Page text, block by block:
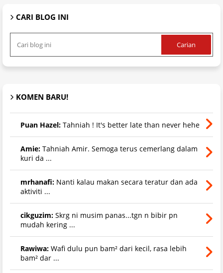
CARI BLOG INI
KOMEN BARU!
Puan Hazel: Tahniah ! It's better late than never hehe
Amie: Tahniah Amir. Semoga terus cemerlang dalam
kuri da ...
mrhanafi: Nanti kalau makan secara teratur dan ada
aktiviti ...
cikguzim: Skrg ni musim panas...tgn n bibir pn
mudah kering ...
Rawiwa: Wafi dulu pun bam² dari kecil, rasa lebih
bam² dar ...